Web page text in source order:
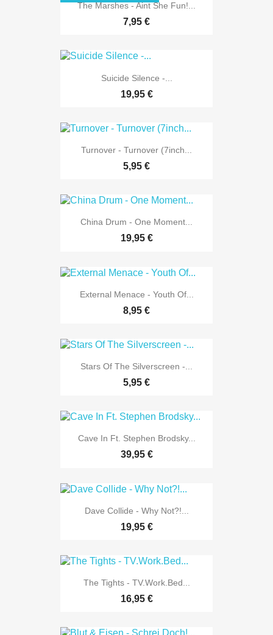
The Marshes - Aint She Fun!...
7,95 €
Suicide Silence -...
19,95 €
Turnover - Turnover (7inch...
5,95 €
China Drum - One Moment...
19,95 €
External Menace - Youth Of...
8,95 €
Stars Of The Silverscreen -...
5,95 €
Cave In Ft. Stephen Brodsky...
39,95 €
Dave Collide - Why Not?!...
19,95 €
The Tights - TV.Work.Bed...
16,95 €